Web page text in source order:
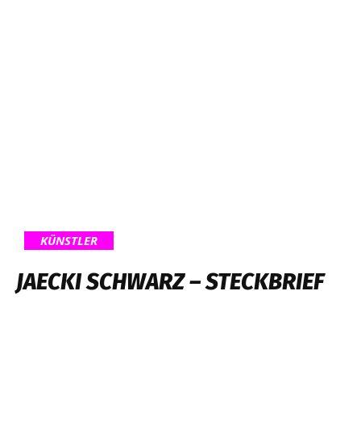
KÜNSTLER
JAECKI SCHWARZ – STECKBRIEF